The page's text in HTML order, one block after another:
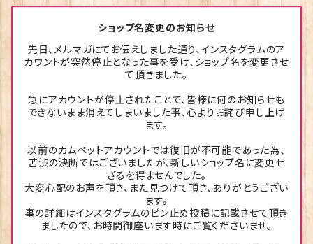
ショップ名変更のお知らせ
先日、メルマガにてお伝えしました通り、インスタグラムのア
カウントが突然停止となった事を受け、ショップ名を変更させ
て頂きました。
急にアカウントが停止されたことで、皆様に何のお知らせも
できないまま消えてしまいました事、心よりお詫び申し上げ
ます。
以前のカムペットアカウントでは復旧が不可能であった為、
苦渋の決断ではございましたが、新しいショップ名に変更せ
ざるを得ませんでした。
大変心配のお声を頂き、また見つけて頂き、ありがとうござい
ます。
事の詳細はインスタグラムのピン止め投稿に記載させて頂き
ましたので、お時間御座います時にご覧くださいませ。